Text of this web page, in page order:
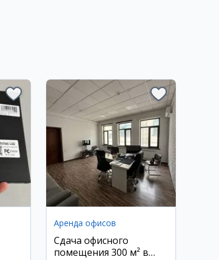
Аренда офисов
Сдача офисного
помещения 300 м² в